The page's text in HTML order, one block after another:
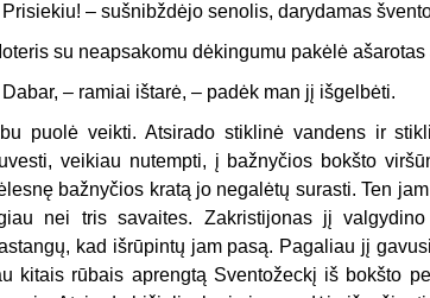
Prisiekiu! – sušnibždėjo senolis, darydamas
su neapsakomu dėkingumu pakėlė
Dabar, – ramiai ištarė, – padėk man jį išgelbėti.
puolė veikti. Atsirado stiklinė vandens ir
veikiau nutempti, į bažnyčios bokšto
bažnyčios kratą jo negalėtų surasti. Ten
nei tris savaites. Zakristijonas jį
kad išrūpintų jam pasą. Pagaliau jį
kitais rūbais aprengtą Sventožeckį iš bokšto